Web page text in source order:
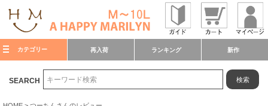
カテゴリー 再入荷 ランキング 新作
SEARCH 検索